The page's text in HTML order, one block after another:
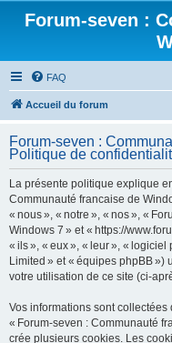
Forum-seven :
FAQ
Accueil du forum
Forum-seven :
Politique de
La présente politique explique
Communauté francaise de
« nous », « notre », « nos », «
Windows 7 » et « https://
« ils », « eux », « leur », «
Limited » et « équipes phpBB
votre utilisation de ce site (ci-
Vos informations sont
« Forum-seven : Communauté
crée plusieurs cookies. Les